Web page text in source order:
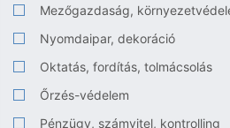
Mezőgazdaság,
Nyomdaipar, dekoráció
Oktatás, fordítás, tolmácsolás
Őrzés-védelem
Pénzügy, számvitel, kontrolling